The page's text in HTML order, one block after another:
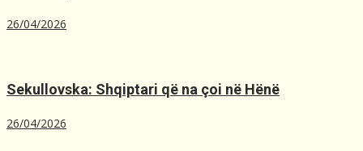
26/04/2026
Sekullovska: Shqiptari që na çoi në Hënë
26/04/2026